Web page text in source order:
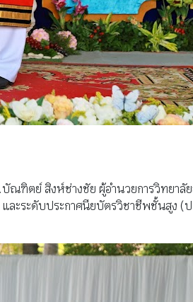
ณฑิตย์ สิงห์ช่างชัย ผู้อำนวยการวิทยาลั
ะระดับประกาศนียบัตรวิชาชีพชั้นสูง (